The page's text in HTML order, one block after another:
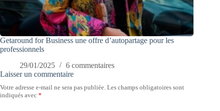
Getaround for Business une offre d’autopartage pour les
professionnels
29/01/2025
6 commentaires
Laisser un commentaire
Votre adresse e-mail ne sera pas publiée. Les champs obligatoires sont
indiqués avec *